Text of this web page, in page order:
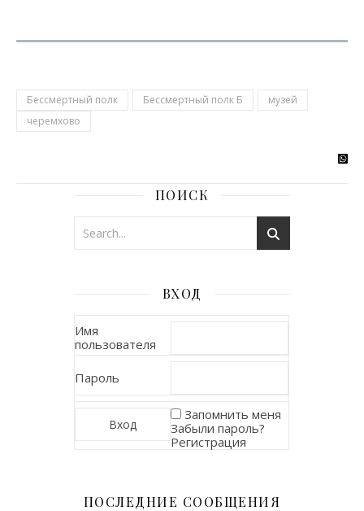
Бессмертный полк Бессмертный полк Б
музей
черемхово
ПОИСК
ВХОД
Имя
пользователя
Пароль
Запомнить меня
Забыли пароль?
Регистрация
ПОСЛЕДНИЕ СООБЩЕНИЯ